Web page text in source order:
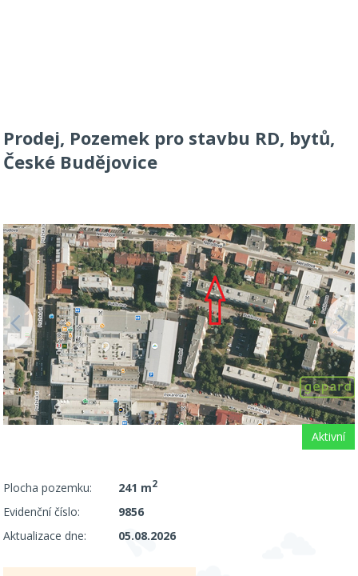
Prodej, Pozemek pro stavbu RD, bytů,
České Budějovice
Aktivní
Plocha pozemku: 241 m2
Evidenční číslo:
9856
Aktualizace dne:
05.08.2026